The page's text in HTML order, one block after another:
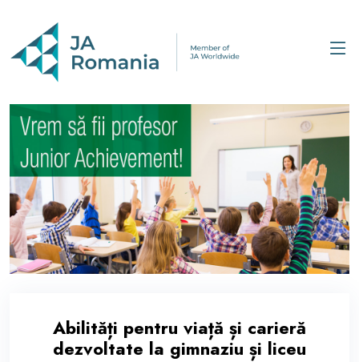
Abilități pentru viață și carieră
dezvoltate la gimnaziu și liceu